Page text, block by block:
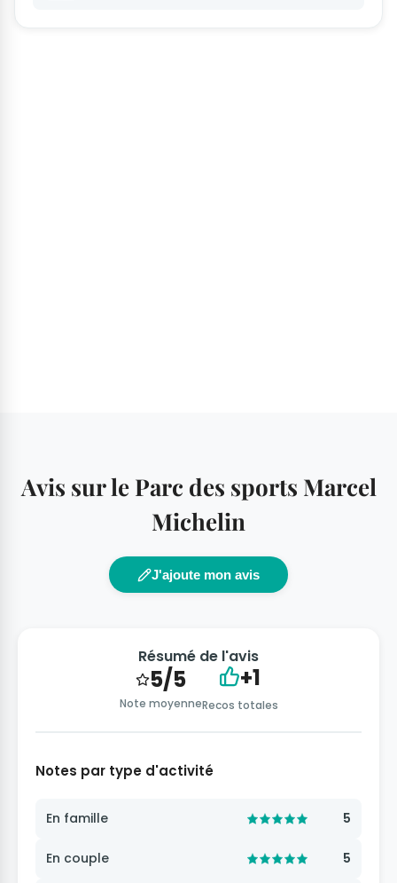
Avis sur le Parc des sports Marcel
Michelin
J'ajoute mon avis
Résumé de l'avis
5/5
Note moyenne
+1
Recos totales
Notes par type d'activité
En famille 5
En couple 5